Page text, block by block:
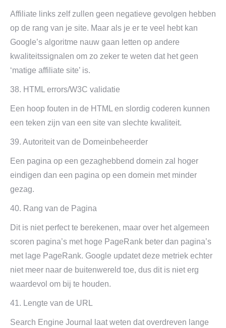
Affiliate links zelf zullen geen negatieve gevolgen hebben
op de rang van je site. Maar als je er te veel hebt kan
Google’s algoritme nauw gaan letten op andere
kwaliteitssignalen om zo zeker te weten dat het geen
‘matige affiliate site’ is.
38. HTML errors/W3C validatie
Een hoop fouten in de HTML en slordig coderen kunnen
een teken zijn van een site van slechte kwaliteit.
39. Autoriteit van de Domeinbeheerder
Een pagina op een gezaghebbend domein zal hoger
eindigen dan een pagina op een domein met minder
gezag.
40. Rang van de Pagina
Dit is niet perfect te berekenen, maar over het algemeen
scoren pagina’s met hoge PageRank beter dan pagina’s
met lage PageRank. Google updatet deze metriek echter
niet meer naar de buitenwereld toe, dus dit is niet erg
waardevol om bij te houden.
41. Lengte van de URL
Search Engine Journal laat weten dat overdreven lange